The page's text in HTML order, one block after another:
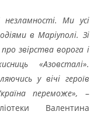
незламності. Ми усі
в Маріуполі. Зі
звірства ворога і
«Азовсталі».
у вічі героїв
переможе», –
Валентина